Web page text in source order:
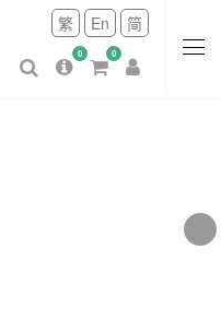
繁 En 简
0 0